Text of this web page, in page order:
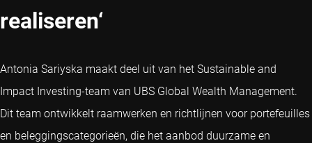
realiseren‘
Antonia Sariyska maakt deel uit van het Sustainable and
Impact Investing-team van UBS Global Wealth Management.
Dit team ontwikkelt raamwerken en richtlijnen voor portefeuilles
en beleggingscategorieën, die het aanbod duurzame en